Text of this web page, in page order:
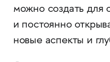
можно создать для
и постоянно
новые аспекты и